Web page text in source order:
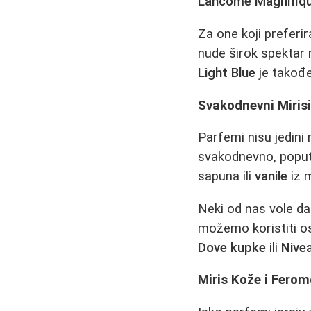
Za one koji
nude širok spektar
Light Blue je
Svakodnevni
Parfemi nisu
svakodnevno,
sapuna ilivanile iz
Neki od nas vole
možemo koristiti
Dove kupke ili
Miris Kože i